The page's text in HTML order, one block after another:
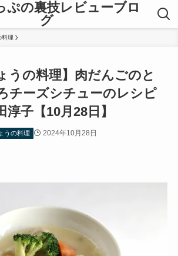
ぷの裏技レビューブロ
グ
料理
うの料理】肉だんごのと
チーズシチューのレシピ
淳子【10月28日】
うの料理 2024年10月28日